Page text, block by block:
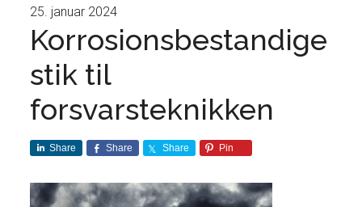
25. januar 2024
Korrosionsbestandige
stik til
forsvarsteknikken
Share Share Share Pin